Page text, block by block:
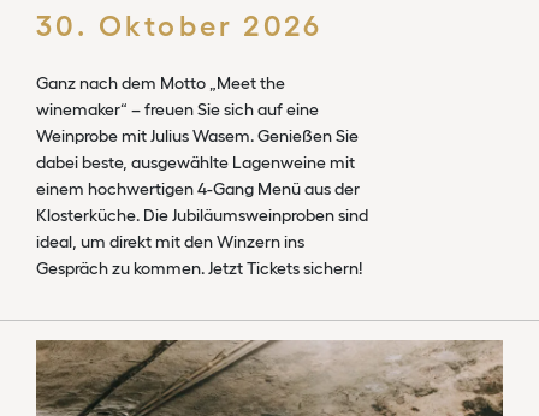
30. Oktober 2026
Ganz nach dem Motto „Meet the
winemaker“ – freuen Sie sich auf eine
Weinprobe mit Julius Wasem. Genießen Sie
dabei beste, ausgewählte Lagenweine mit
einem hochwertigen 4-Gang Menü aus der
Klosterküche. Die Jubiläumsweinproben sind
ideal, um direkt mit den Winzern ins
Gespräch zu kommen. Jetzt Tickets sichern!